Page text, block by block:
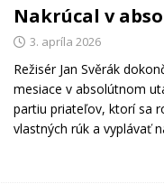
Nakrúcal v
3. apríla 2026
Režisér Jan Svěrák
mesiace v absolútnom
partiu priateľov, ktorí sa
vlastných rúk a vyplávať